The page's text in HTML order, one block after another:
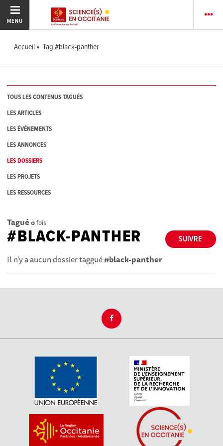
MENU
Accueil Tag #black-panther
TOUS LES CONTENUS TAGUÉS
LES ARTICLES
LES ÉVÉNEMENTS
LES ANNONCES
LES DOSSIERS
LES PROJETS
LES RESSOURCES
Tagué 0fois
SUIVRE
#BLACK-PANTHER
Il n'y a aucun dossier taggué#black-panther